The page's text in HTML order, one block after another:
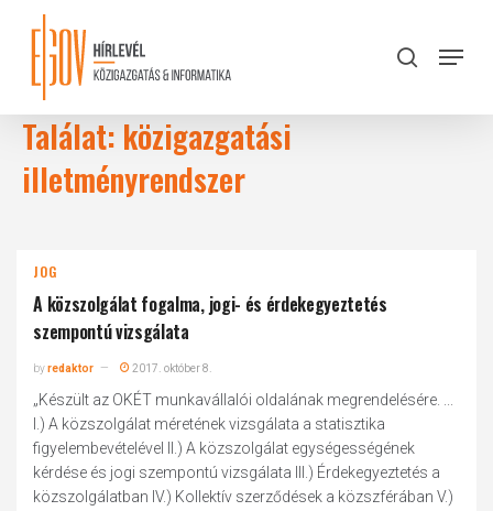
content
search
Menu
Találat: közigazgatási
illetményrendszer
JOG
A közszolgálat fogalma, jogi- és érdekegyeztetés
szempontú vizsgálata
byredaktor 2017. október 8.
„Készült az OKÉT munkavállalói oldalának megrendelésére. ...
I.) A közszolgálat méretének vizsgálata a statisztika
figyelembevételével II.) A közszolgálat egységességének
kérdése és jogi szempontú vizsgálata III.) Érdekegyeztetés a
közszolgálatban IV.) Kollektív szerződések a közszférában V.)
Close